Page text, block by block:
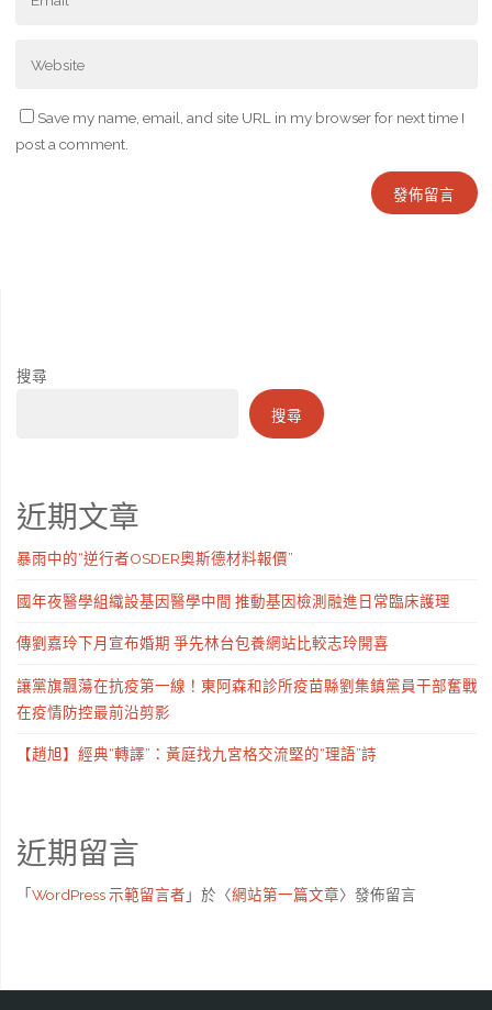
Save my name, email, and site URL in my browser for next time I
post a comment.
搜尋
搜尋
近期文章
暴雨中的“逆行者OSDER奧斯德材料報價”
國年夜醫學組織設基因醫學中間 推動基因檢測融進日常臨床護理
傳劉嘉玲下月宣布婚期 爭先林台包養網站比較志玲開喜
讓黨旗飄蕩在抗疫第一線！東阿森和診所疫苗縣劉集鎮黨員干部奮戰
在疫情防控最前沿剪影
【趙旭】經典“轉譯”：黃庭找九宮格交流堅的“理語”詩
近期留言
「 WordPress 示範留言者 」於〈網站第一篇文章〉發佈留言